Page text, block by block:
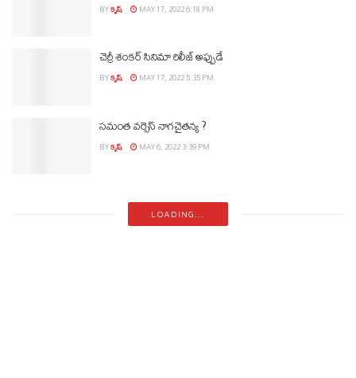
BYకృష్ MAY 17, 2022 6:18 PM
చెర్రీ శంకర్ సినిమా రిలీజ్ అప్పుడే
BYకృష్ MAY 17, 2022 5:35 PM
సమంత వర్సెస్ నాగచైతన్య ?
BYకృష్ MAY 6, 2022 3:39 PM
LOADING...